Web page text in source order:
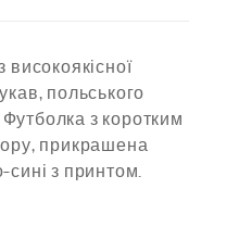
польського
з коротким
прикрашена
з принтом.